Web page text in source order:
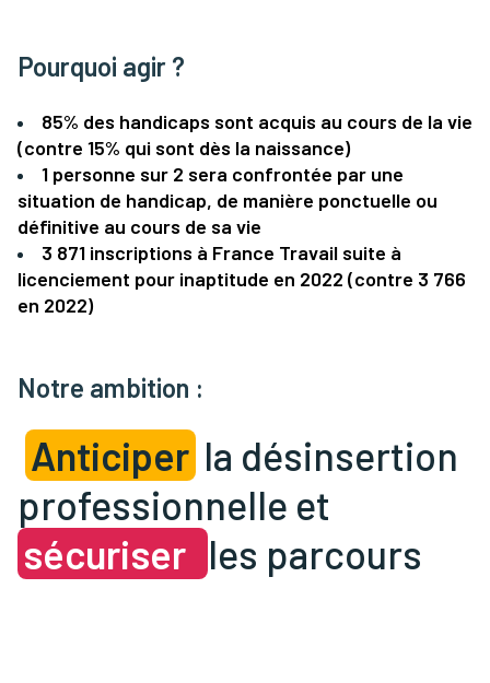
Pourquoi agir ?
85% des handicaps sont acquis au cours de la vie
(contre 15% qui sont dès la naissance)
1 personne sur 2 sera confrontée par une
situation de handicap, de manière ponctuelle ou
définitive au cours de sa vie
3 871 inscriptions à France Travail suite à
licenciement pour inaptitude en 2022 (contre 3 766
en 2022)
Notre ambition :
Anticiper la désinsertion
professionnelle et
sécuriser les parcours